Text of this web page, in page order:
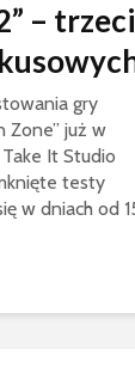
–
gry
Zone” już w
It Studio
testy
w dniach od